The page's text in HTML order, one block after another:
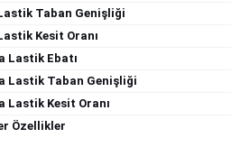
Taban Genişliği
Kesit Oranı
Lastik Ebatı
Lastik Taban Genişliği
Lastik Kesit Oranı
Özellikler